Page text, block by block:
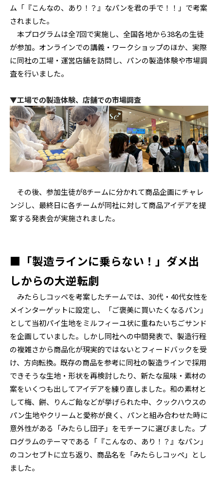
ム「『こんなの、あり！？』なパンを君の手で！！」で考案
されました。
本プログラムは全7回で実施し、全国各地から38名の生徒
が参加。オンラインでの講義・ワークショップのほか、実際
に同社の工場・運営店舗を訪問し、パンの製造体験や市場調
査を行いました。
▼工場での製造体験、店舗での市場調査
その後、参加生徒が8チームに分かれて商品企画にチャレ
ンジし、最終日に各チームが同社に対して商品アイデアを提
案する発表会が実施されました。
■「製造ラインに乗らない！」ダメ出
しからの大逆転劇
みたらしコッペを考案したチームでは、30代・40代女性を
メインターゲットに設定し、「ご褒美に買いたくなるパン」
として当初パイ生地をミルフィーユ状に重ねたいちごサンド
を企画していました。しかし同社への中間発表で、製造行程
の複雑さから商品化が現実的ではないとフィードバックを受
け、方向転換。既存の商品を参考に同社の製造ラインで採用
できそうな生地・形状を再検討したり、新たな風味・素材の
案をいくつも出してアイデアを練り直しました。和の素材と
して梅、餅、りんご飴などが挙げられた中、クックハウスの
パン生地やクリームと愛称が良く、パンと組み合わせた時に
意外性がある「みたらし団子」をモチーフに選びました。プ
ログラムのテーマである「『こんなの、あり！？』なパン」
のコンセプトに立ち返り、商品名を「みたらしコッペ」とし
ました。